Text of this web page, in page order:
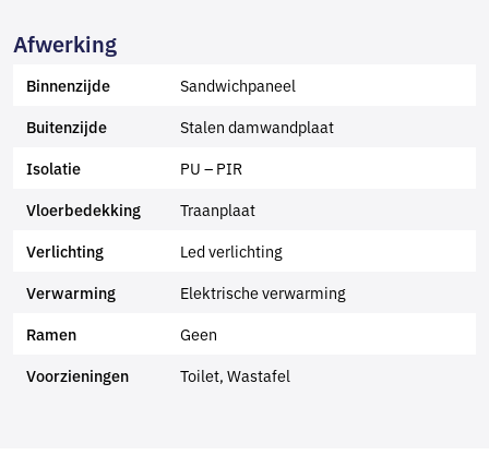
Afwerking
Binnenzijde Sandwichpaneel
Buitenzijde Stalen damwandplaat
Isolatie PU – PIR
Vloerbedekking Traanplaat
Verlichting Led verlichting
Verwarming Elektrische verwarming
Ramen Geen
Voorzieningen Toilet, Wastafel